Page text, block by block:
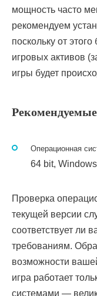
мощность часто
рекомендуем
поскольку от этого
игровых активов
игры будет
Операционная
64 bit,
Проверка
текущей версии
соответствует ли
требованиям.
возможности
игра работает
системами —